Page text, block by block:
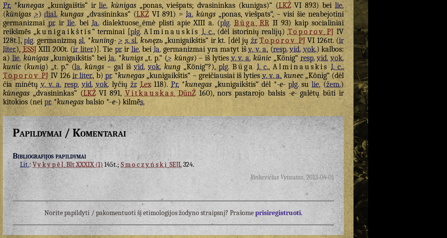
Pr.*kunegas„kunigaištis“ irlie. kùnigas„ponas, viešpats; dvasininkas (kunigas)“ (LKŽVI 893) beilie.
(kùnigas >)dial. kungas „dvasininkas“ (LKŽ VI 891) =la. kùngs„ponas, viešpats“, – visi šie neabejotini
germanizmaipr.irlie.beila.dialektuose ėmė plisti apie XIII a. (plg. Būga RRII 93) kaip socialiniai
reikšmė̃s „kunigaikštis“ terminai [plg. Alminauskis l. c., (dėl istorinių realijų)ToporovPJIV
128t.],plg.germanizmąsl.*kuning- > s. sl. kъnęzь„kunigaikštis“ ir kt. [dėl jų žr. ToporovPJVI 126tt. (ir
liter.),ESSJXIII 200t. (ir liter.)]. Tie pr.irlie.beila.germanizmai yra matyt išv. v. a.(resp. vid. vok.) kalbos:
a)lie. kùnigas„kunigaikštis“ bei la.*kunigs„t. p.“ (> kùngs) – iš lytiesv. v. a. künic„König“resp. vid. vok.
kunic (kunig) „t. p.“ (la. kùngs – gal išvid. vok. kung „König“?),plg. Būga l. c.,Alminauskis l. c.,
Toporov PJIV 126ir liter., b)pr.*kunegas„kunigaikštis“ – greičiausiai iš lytiesv. v. a. kunec„König“ (dėl
čia minėtųv. v. a. resp. vid. vok.lyčiųžr. Lex118).Pr. *kunegas „kunigaikštis“ dėl *-e- plg.sulie.(žem.)
kùnegas„dvasininkas“ (LKŽVI 891, VitkauskasDūnŽ160), nors pastarojo balsis-e-galėtų būti ir
kitokios (neipr.*kunegasbalsio *-e-) kilmė̃s.
Papildymai / Komentarai
Bibliografijos papildymai
Lit.:VykypělBlt XXXIX (1)145t.; SmoczyńskiSEJL324.
Rinkevičius Vytautas,2013-04-01
Norite papildyti / pakomentuoti šį etimologijos žodyno straipsnį? Prašomeprisiregistruoti.